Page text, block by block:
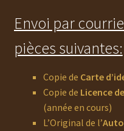
Envoi par
pièces suivantes:
Copie de Carte
Copie de Licence
(année en cours)
L’Original de l’